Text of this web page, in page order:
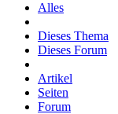
Alles
Dieses Thema
Dieses Forum
Artikel
Seiten
Forum